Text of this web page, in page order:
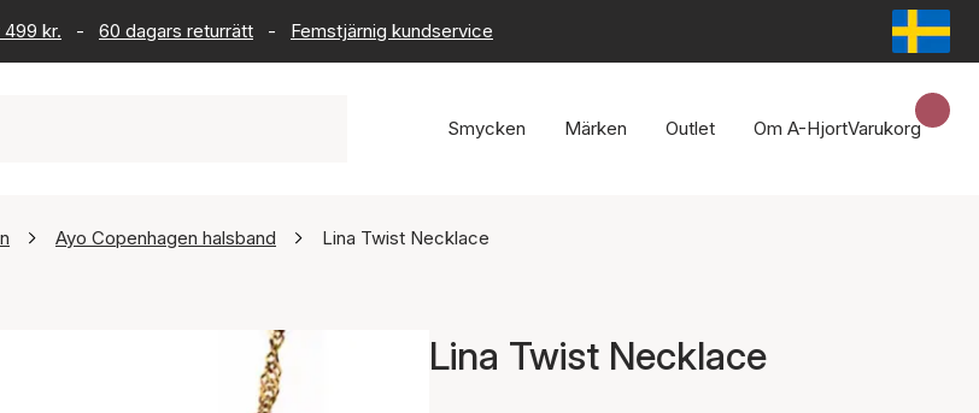
kr. - 60 dagars returrätt - Femstjärnig kundservice
Smycken Märken Outlet Om A-HjortVarukorg
Ayo Copenhagen halsband Lina Twist Necklace
Lina Twist Necklace